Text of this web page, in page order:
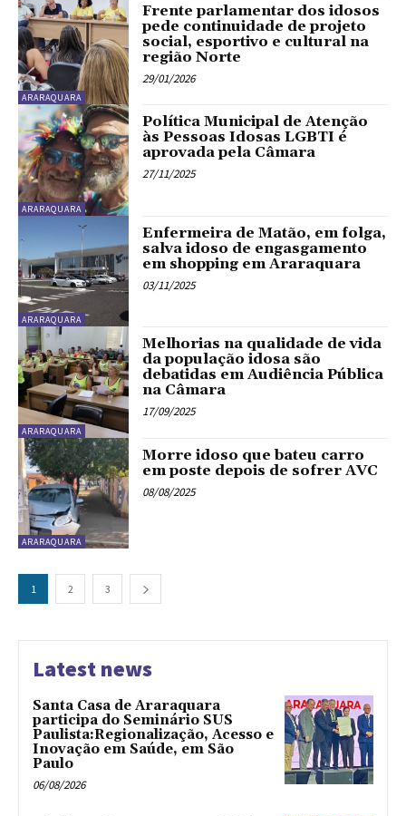
ARARAQUARA
Frente parlamentar dos idosos
pede continuidade de projeto
social, esportivo e cultural na
região Norte
29/01/2026
ARARAQUARA
Política Municipal de Atenção
às Pessoas Idosas LGBTI é
aprovada pela Câmara
27/11/2025
ARARAQUARA
Enfermeira de Matão, em folga,
salva idoso de engasgamento
em shopping em Araraquara
03/11/2025
ARARAQUARA
Melhorias na qualidade de vida
da população idosa são
debatidas em Audiência Pública
na Câmara
17/09/2025
ARARAQUARA
Morre idoso que bateu carro
em poste depois de sofrer AVC
08/08/2025
1 2 3
Latest news
Santa Casa de Araraquara
participa do Seminário SUS
Paulista:Regionalização, Acesso e
Inovação em Saúde, em São
Paulo
06/08/2026